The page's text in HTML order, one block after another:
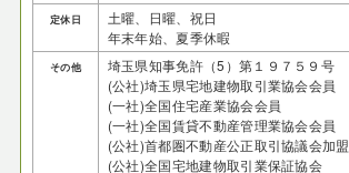
定休日
土曜、日曜、祝日
年末年始、夏季休暇
その他
埼玉県知事免許（5）第１９７５９号
(公社)埼玉県宅地建物取引業協会会員
(一社)全国住宅産業協会会員
(一社)全国賃貸不動産管理業協会会員
(公社)首都圏不動産公正取引協議会加盟
(公社)全国宅地建物取引業保証協会